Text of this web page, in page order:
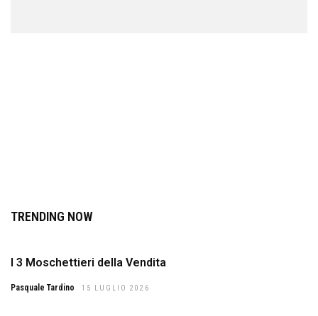
TRENDING NOW
I 3 Moschettieri della Vendita
Pasquale Tardino 15 LUGLIO 2026